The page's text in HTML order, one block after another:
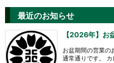
最近のお知らせ
【2026年】お
お盆期間の営業の
通常通りです。